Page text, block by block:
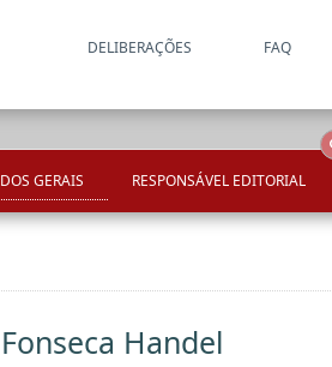
DELIBERAÇÕES FAQ
GERAIS RESPONSÁVEL EDITORIAL
Handel